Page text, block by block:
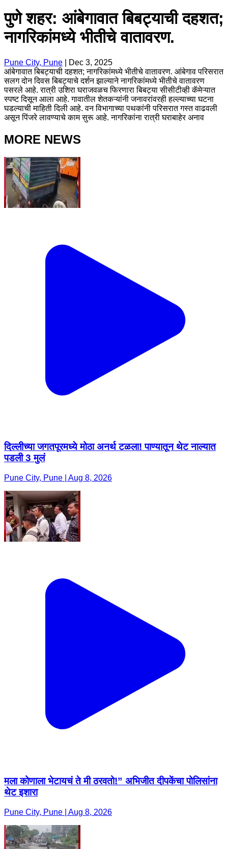
पुणे शहर: आंबेगावात बिबट्याची दहशत;
नागरिकांमध्ये भीतीचे वातावरण.
Pune City, Pune
Dec 3, 2025
आंबेगावात बिबट्याची दहशत; नागरिकांमध्ये भीतीचे वातावरण. आंबेगाव परिसरात
सलग दोन दिवस बिबट्याचे दर्शन झाल्याने नागरिकांमध्ये भीतीचे वातावरण
पसरले आहे. रात्री उशिरा घराजवळच फिरणारा बिबट्या सीसीटीव्ही कॅमेऱ्यात
स्पष्ट दिसून आला आहे. गावातील शेतकऱ्यांनी जनावरांवरही हल्ल्याच्या घटना
घडल्याची माहिती दिली आहे. वन विभागाच्या पथकांनी परिसरात गस्त वाढवली
असून पिंजरे लावण्याचे काम सुरू आहे. नागरिकांना रात्री घराबाहेर अनाव
MORE NEWS
दिल्लीच्या जगतपूरमध्ये मोठा अनर्थ टळला! पाण्यातून थेट नाल्यात
पडली 3 मुलं
Pune City, Pune | Aug 8, 2026
मला कोणाला भेटायचं ते मी ठरवतो!” अभिजीत दीपकेंचा पोलिसांना
थेट इशारा
Pune City, Pune | Aug 8, 2026